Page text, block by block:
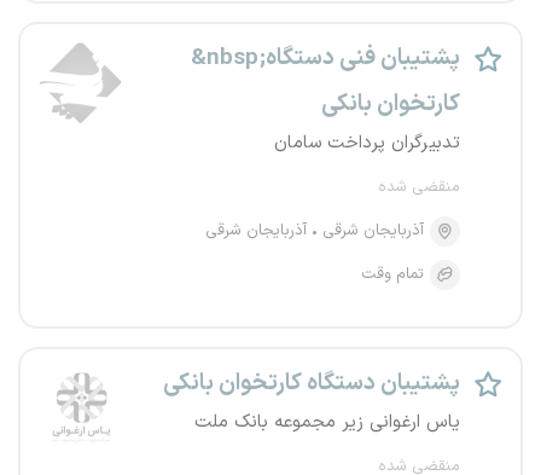
&nbsp;پشتیبان فنی دستگاه
کارتخوان بانکی
تدبیرگران پرداخت سامان
منقضی شده
آذربایجان شرقی
آذربایجان شرقی
تمام وقت
پشتیبان دستگاه کارتخوان بانکی
یاس ارغوانی زیر مجموعه بانک ملت
منقضی شده